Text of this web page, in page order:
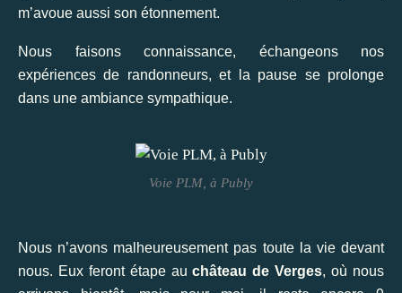
m’avoue aussi son étonnement.
Nous faisons connaissance, échangeons nos
expériences de randonneurs, et la pause se prolonge
dans une ambiance sympathique.
Voie PLM, à Publy
Nous n’avons malheureusement pas toute la vie devant
nous. Eux feront étape auchâteau de Verges, où nous